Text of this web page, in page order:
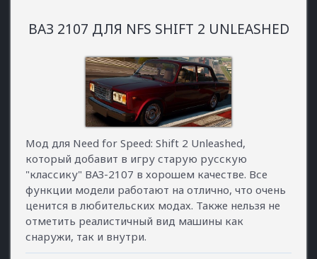
ВАЗ 2107 ДЛЯ NFS SHIFT 2 UNLEASHED
Мод для Need for Speed: Shift 2 Unleashed,
который добавит в игру старую русскую
"классику" ВАЗ-2107 в хорошем качестве. Все
функции модели работают на отлично, что очень
ценится в любительских модах. Также нельзя не
отметить реалистичный вид машины как
снаружи, так и внутри.